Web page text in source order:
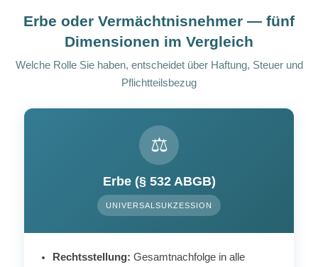
Erbe oder Vermächtnisnehmer — fünf
Dimensionen im Vergleich
Welche Rolle Sie haben, entscheidet über Haftung, Steuer und
Pflichtteilsbezug
⚖️
Erbe (§ 532 ABGB)
UNIVERSALSUKZESSION
Rechtsstellung: Gesamtnachfolge in alle